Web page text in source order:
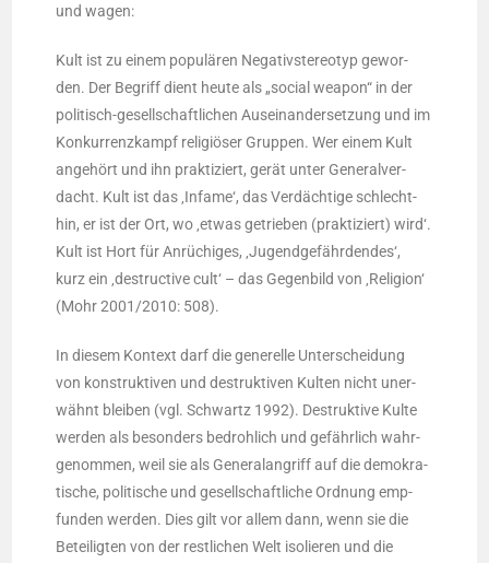
und wagen:
Kult ist zu einem popu­lä­ren Nega­tiv­ste­reo­typ gewor­
den. Der Begriff dient heu­te als „social wea­pon“ in der
poli­tisch-gesell­schaft­li­chen Aus­ein­an­der­set­zung und im
Kon­kur­renz­kampf reli­giö­ser Grup­pen. Wer einem Kult
ange­hört und ihn prak­ti­ziert, gerät unter Gene­ral­ver­
dacht. Kult ist das ‚Infa­me‘, das Ver­däch­ti­ge schlecht­
hin, er ist der Ort, wo ‚etwas getrie­ben (prak­ti­ziert) wird‘.
Kult ist Hort für Anrü­chi­ges, ‚Jugend­ge­fähr­den­des‘,
kurz ein ‚des­truc­ti­ve cult‘ – das Gegen­bild von ‚Reli­gi­on‘
(Mohr 2001/2010: 508).
In die­sem Kon­text darf die gene­rel­le Unter­schei­dung
von kon­struk­ti­ven und destruk­ti­ven Kul­ten nicht uner­
wähnt blei­ben (vgl. Schwartz 1992). Destruk­ti­ve Kul­te
wer­den als beson­ders bedroh­lich und gefähr­lich wahr­
ge­nom­men, weil sie als Gene­ral­an­griff auf die demo­kra­
ti­sche, poli­ti­sche und gesell­schaft­li­che Ord­nung emp­
fun­den wer­den. Dies gilt vor allem dann, wenn sie die
Betei­lig­ten von der rest­li­chen Welt iso­lie­ren und die